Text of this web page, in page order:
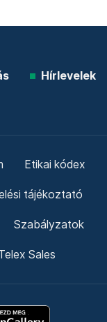
Hírlevelek
Etikai kódex
tájékoztató
Szabályzatok
Sales